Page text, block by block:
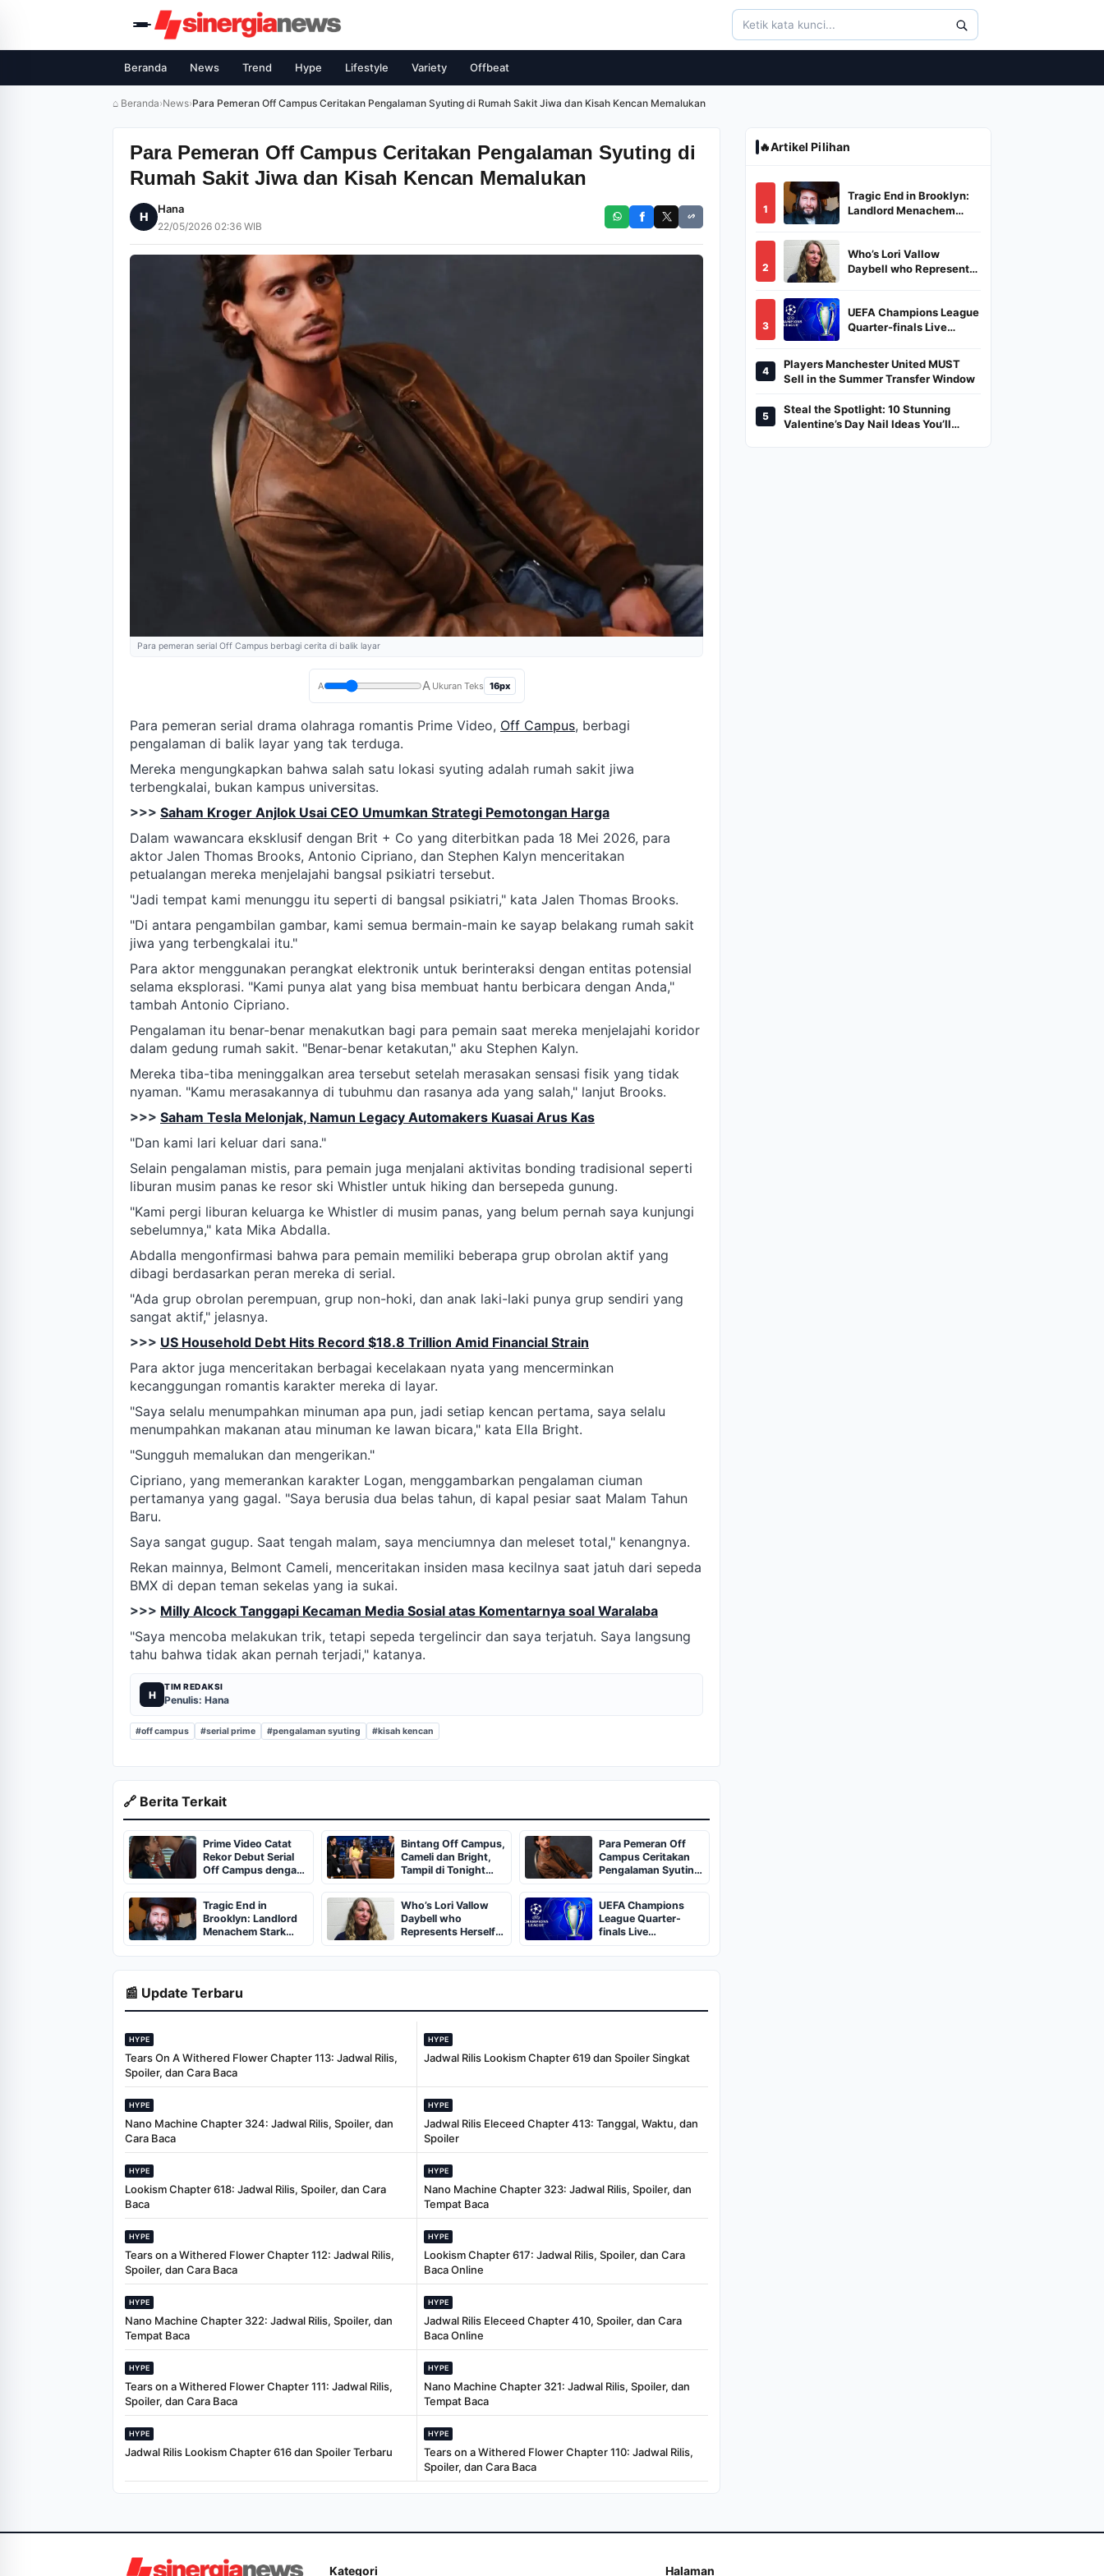
Beranda News Trend Hype Lifestyle Variety Offbeat
⌂ Beranda›News›Para Pemeran Off Campus Ceritakan Pengalaman Syuting di Rumah Sakit Jiwa dan Kisah Kencan Memalukan
Para Pemeran Off Campus Ceritakan Pengalaman Syuting di
Rumah Sakit Jiwa dan Kisah Kencan Memalukan
H
Hana
22/05/2026 02:36 WIB
Para pemeran serial Off Campus berbagi cerita di balik layar
A A Ukuran Teks 16px
Para pemeran serial drama olahraga romantis Prime Video, Off Campus, berbagi
pengalaman di balik layar yang tak terduga.
Mereka mengungkapkan bahwa salah satu lokasi syuting adalah rumah sakit jiwa
terbengkalai, bukan kampus universitas.
>>> Saham Kroger Anjlok Usai CEO Umumkan Strategi Pemotongan Harga
Dalam wawancara eksklusif dengan Brit + Co yang diterbitkan pada 18 Mei 2026, para
aktor Jalen Thomas Brooks, Antonio Cipriano, dan Stephen Kalyn menceritakan
petualangan mereka menjelajahi bangsal psikiatri tersebut.
"Jadi tempat kami menunggu itu seperti di bangsal psikiatri," kata Jalen Thomas Brooks.
"Di antara pengambilan gambar, kami semua bermain-main ke sayap belakang rumah sakit
jiwa yang terbengkalai itu."
Para aktor menggunakan perangkat elektronik untuk berinteraksi dengan entitas potensial
selama eksplorasi. "Kami punya alat yang bisa membuat hantu berbicara dengan Anda,"
tambah Antonio Cipriano.
Pengalaman itu benar-benar menakutkan bagi para pemain saat mereka menjelajahi koridor
dalam gedung rumah sakit. "Benar-benar ketakutan," aku Stephen Kalyn.
Mereka tiba-tiba meninggalkan area tersebut setelah merasakan sensasi fisik yang tidak
nyaman. "Kamu merasakannya di tubuhmu dan rasanya ada yang salah," lanjut Brooks.
>>> Saham Tesla Melonjak, Namun Legacy Automakers Kuasai Arus Kas
"Dan kami lari keluar dari sana."
Selain pengalaman mistis, para pemain juga menjalani aktivitas bonding tradisional seperti
liburan musim panas ke resor ski Whistler untuk hiking dan bersepeda gunung.
"Kami pergi liburan keluarga ke Whistler di musim panas, yang belum pernah saya kunjungi
sebelumnya," kata Mika Abdalla.
Abdalla mengonfirmasi bahwa para pemain memiliki beberapa grup obrolan aktif yang
dibagi berdasarkan peran mereka di serial.
"Ada grup obrolan perempuan, grup non-hoki, dan anak laki-laki punya grup sendiri yang
sangat aktif," jelasnya.
>>> US Household Debt Hits Record $18.8 Trillion Amid Financial Strain
Para aktor juga menceritakan berbagai kecelakaan nyata yang mencerminkan
kecanggungan romantis karakter mereka di layar.
"Saya selalu menumpahkan minuman apa pun, jadi setiap kencan pertama, saya selalu
menumpahkan makanan atau minuman ke lawan bicara," kata Ella Bright.
"Sungguh memalukan dan mengerikan."
Cipriano, yang memerankan karakter Logan, menggambarkan pengalaman ciuman
pertamanya yang gagal. "Saya berusia dua belas tahun, di kapal pesiar saat Malam Tahun
Baru.
Saya sangat gugup. Saat tengah malam, saya menciumnya dan meleset total," kenangnya.
Rekan mainnya, Belmont Cameli, menceritakan insiden masa kecilnya saat jatuh dari sepeda
BMX di depan teman sekelas yang ia sukai.
>>> Milly Alcock Tanggapi Kecaman Media Sosial atas Komentarnya soal Waralaba
"Saya mencoba melakukan trik, tetapi sepeda tergelincir dan saya terjatuh. Saya langsung
tahu bahwa tidak akan pernah terjadi," katanya.
H
TIM REDAKSI
Penulis: Hana
#off campus #serial prime #pengalaman syuting #kisah kencan
🔗 Berita Terkait
Prime Video Catat
Rekor Debut Serial
Off Campus dengan
36 Juta Penonton
Bintang Off Campus,
Cameli dan Bright,
Tampil di Tonight
Show
Para Pemeran Off
Campus Ceritakan
Pengalaman Syuting
di Rumah Sakit Jiwa
dan Kisah Kencan
Memalukan
Tragic End in
Brooklyn: Landlord
Menachem Stark
Abducted,
Suffocated, and Left
Burned in a
Who’s Lori Vallow
Daybell who
Represents Herself
in Fourth Husband's
Murder Trial
UEFA Champions
League Quarter-
finals Live
Streaming: Leg 1
Fixtures, Timings,
When And Where To
📰 Update Terbaru
HYPE
Tears On A Withered Flower Chapter 113: Jadwal Rilis,
Spoiler, dan Cara Baca
HYPE
Jadwal Rilis Lookism Chapter 619 dan Spoiler Singkat
HYPE
Nano Machine Chapter 324: Jadwal Rilis, Spoiler, dan
Cara Baca
HYPE
Jadwal Rilis Eleceed Chapter 413: Tanggal, Waktu, dan
Spoiler
HYPE
Lookism Chapter 618: Jadwal Rilis, Spoiler, dan Cara
Baca
HYPE
Nano Machine Chapter 323: Jadwal Rilis, Spoiler, dan
Tempat Baca
HYPE
Tears on a Withered Flower Chapter 112: Jadwal Rilis,
Spoiler, dan Cara Baca
HYPE
Lookism Chapter 617: Jadwal Rilis, Spoiler, dan Cara
Baca Online
HYPE
Nano Machine Chapter 322: Jadwal Rilis, Spoiler, dan
Tempat Baca
HYPE
Jadwal Rilis Eleceed Chapter 410, Spoiler, dan Cara
Baca Online
HYPE
Tears on a Withered Flower Chapter 111: Jadwal Rilis,
Spoiler, dan Cara Baca
HYPE
Nano Machine Chapter 321: Jadwal Rilis, Spoiler, dan
Tempat Baca
HYPE
Jadwal Rilis Lookism Chapter 616 dan Spoiler Terbaru
HYPE
Tears on a Withered Flower Chapter 110: Jadwal Rilis,
Spoiler, dan Cara Baca
🔥Artikel Pilihan
1
Tragic End in Brooklyn:
Landlord Menachem
Burned in a Dumpster
2
Who’s Lori Vallow
Daybell who Represents
3
UEFA Champions League
Quarter-finals Live
And Where To Watch
4
Players Manchester United MUST
Sell in the Summer Transfer Window
5
Steal the Spotlight: 10 Stunning
Valentine’s Day Nail Ideas You’ll
Kategori Halaman